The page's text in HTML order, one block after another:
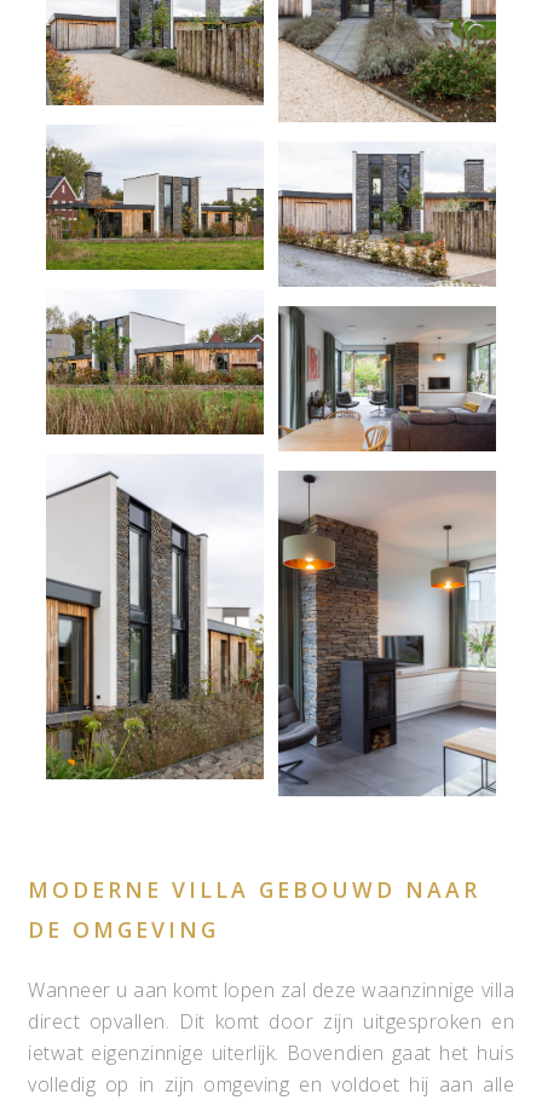
MODERNE VILLA GEBOUWD NAAR
DE OMGEVING
Wanneer u aan komt lopen zal deze waanzinnige villa
direct opvallen. Dit komt door zijn uitgesproken en
ietwat eigenzinnige uiterlijk. Bovendien gaat het huis
volledig op in zijn omgeving en voldoet hij aan alle